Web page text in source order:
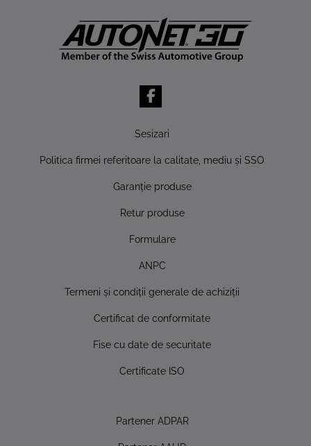
Sesizari
Politica firmei referitoare la calitate, mediu şi SSO
Garanţie produse
Retur produse
Formulare
ANPC
Termeni şi condiţii generale de achiziţii
Certificat de conformitate
Fise cu date de securitate
Certificate ISO
Partener ADPAR